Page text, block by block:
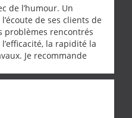
de l’humour. Un
de ses clients de
problèmes rencontrés
la rapidité la
Je recommande